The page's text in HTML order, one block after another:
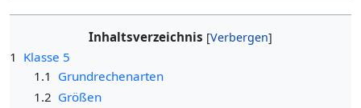
Inhaltsverzeichnis
1 Klasse 5
1.1 Grundrechenarten
1.2 Größen